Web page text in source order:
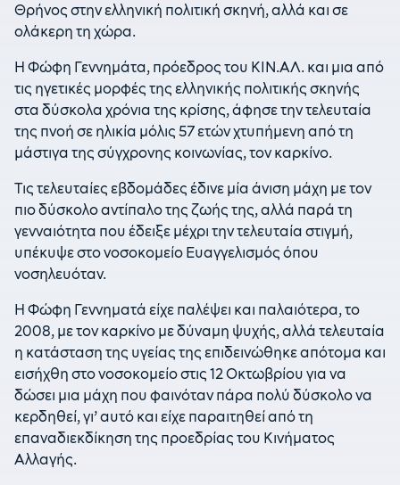
Θρήνος στην ελληνική πολιτική σκηνή, αλλά και σε
ολάκερη τη χώρα.
Η Φώφη Γεννημάτα, πρόεδρος του ΚΙΝ.ΑΛ. και μια από
τις ηγετικές μορφές της ελληνικής πολιτικής σκηνής
στα δύσκολα χρόνια της κρίσης, άφησε την τελευταία
της πνοή σε ηλικία μόλις 57 ετών χτυπήμενη από τη
μάστιγα της σύγχρονης κοινωνίας, τον καρκίνο.
Τις τελευταίες εβδομάδες έδινε μία άνιση μάχη με τον
πιο δύσκολο αντίπαλο της ζωής της, αλλά παρά τη
γενναιότητα που έδειξε μέχρι την τελευταία στιγμή,
υπέκυψε στο νοσοκομείο Ευαγγελισμός όπου
νοσηλευόταν.
Η Φώφη Γεννηματά είχε παλέψει και παλαιότερα, το
2008, με τον καρκίνο με δύναμη ψυχής, αλλά τελευταία
η κατάσταση της υγείας της επιδεινώθηκε απότομα και
εισήχθη στο νοσοκομείο στις 12 Οκτωβρίου για να
δώσει μια μάχη που φαινόταν πάρα πολύ δύσκολο να
κερδηθεί, γι’ αυτό και είχε παραιτηθεί από τη
επαναδιεκδίκηση της προεδρίας του Κινήματος
Αλλαγής.